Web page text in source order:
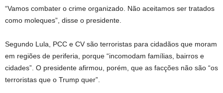
“Vamos combater o crime organizado. Não aceitamos ser tratados
como moleques”, disse o presidente.
Segundo Lula, PCC e CV são terroristas para cidadãos que moram
em regiões de periferia, porque “incomodam famílias, bairros e
cidades”. O presidente afirmou, porém, que as facções não são “os
terroristas que o Trump quer”.